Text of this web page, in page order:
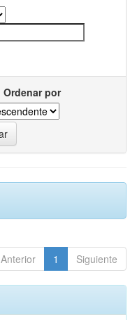
Ordenar por
Anterior 1 Siguiente